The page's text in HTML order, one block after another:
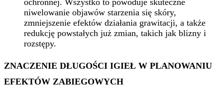
ochronnej. Wszystko to powoduje skuteczne
niwelowanie objawów starzenia się skóry,
zmniejszenie efektów działania grawitacji, a także
redukcję powstałych już zmian, takich jak blizny i
rozstępy.
ZNACZENIE DŁUGOŚCI IGIEŁ W PLANOWANIU
EFEKTÓW ZABIEGOWYCH